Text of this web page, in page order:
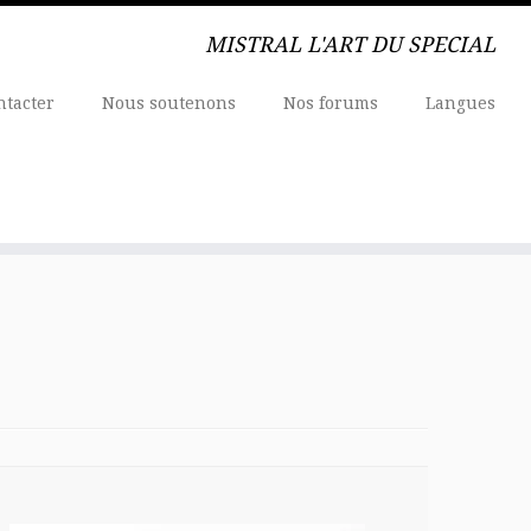
MISTRAL L'ART DU SPECIAL
Nous soutenons Nos forums Langues